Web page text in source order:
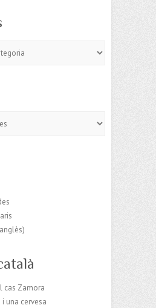
cas Zamora
una cervesa